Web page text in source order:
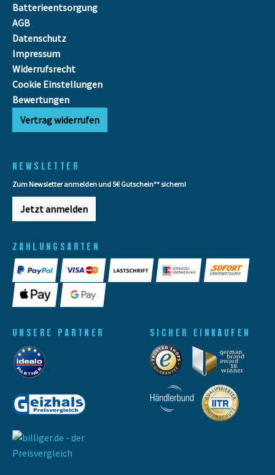
Batterieentsorgung
AGB
Datenschutz
Impressum
Widerrufsrecht
Cookie Einstellungen
Bewertungen
Vertrag widerrufen
NEWSLETTER
Zum Newsletter anmelden und 5€ Gutschein** sichern!
Jetzt anmelden
ZAHLUNGSARTEN
UNSERE PARTNER SICHER EINKAUFEN